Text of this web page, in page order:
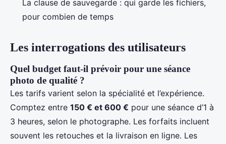
La clause de sauvegarde : qui garde les fichiers,
pour combien de temps
Les interrogations des utilisateurs
Quel budget faut-il prévoir pour une séance
photo de qualité ?
Les tarifs varient selon la spécialité et l’expérience.
Comptez entre 150 € et 600 € pour une séance d’1 à
3 heures, selon le photographe. Les forfaits incluent
souvent les retouches et la livraison en ligne. Les